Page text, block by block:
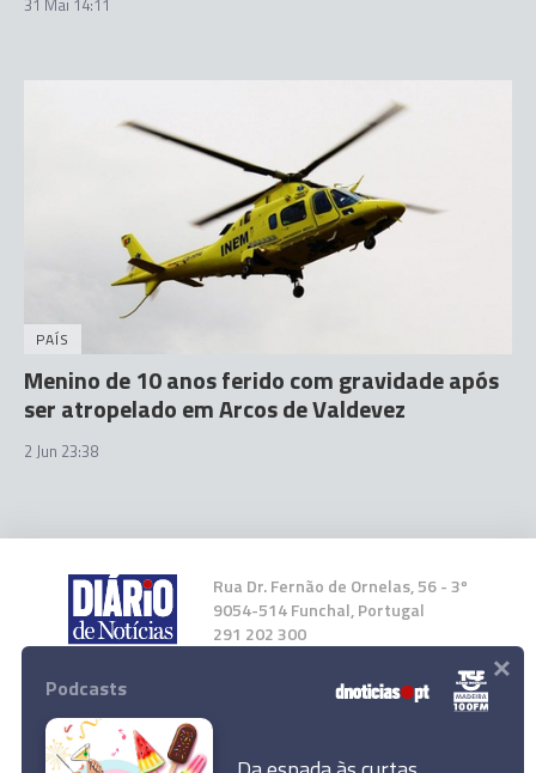
PAÍS
Menino de 10 anos ferido com gravidade após
ser atropelado em Arcos de Valdevez
2 Jun 23:38
Rua Dr. Fernão de Ornelas, 56 - 3º
9054-514 Funchal, Portugal
291 202 300
Instale a nossa App
Podcasts ×